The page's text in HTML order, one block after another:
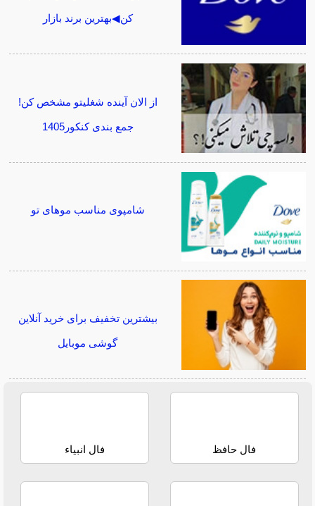
کن◀بهترین برند بازار
از الان آینده شغلیتو مشخص کن!
جمع بندی کنکور1405
شامپوی مناسب موهای تو
بیشترین تخفیف برای خرید آنلاین
گوشی موبایل
فال حافظ فال انبیاء